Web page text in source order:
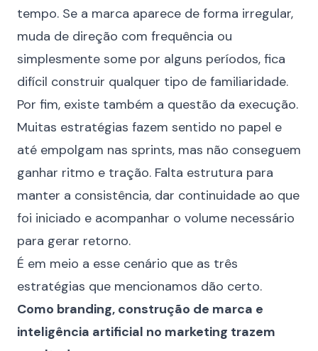
tempo. Se a marca aparece de forma irregular,
muda de direção com frequência ou
simplesmente some por alguns períodos, fica
difícil construir qualquer tipo de familiaridade.
Por fim, existe também a questão da execução.
Muitas estratégias fazem sentido no papel e
até empolgam nas sprints, mas não conseguem
ganhar ritmo e tração. Falta estrutura para
manter a consistência, dar continuidade ao que
foi iniciado e acompanhar o volume necessário
para gerar retorno.
É em meio a esse cenário que as três
estratégias que mencionamos dão certo.
Como branding, construção de marca e
inteligência artificial no marketing trazem